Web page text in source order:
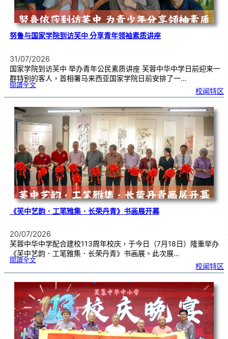
努鲁与国家学院到访芙中 分享青年领袖素质讲座
31/07/2026
国家学院到访芙中 举办青年公民素质讲座 芙蓉中华中学日前迎来一
群特别的客人，首相署马来西亚国家学院日前安排了一…
閱讀全文:努
国
学
院
到
访
中
分
享
青
年
领
袖
素
质
讲
座
校闻特区
《芙中艺韵．工笔雅集．长荣丹青》书画展开幕
20/07/2026
芙蓉中华中学配合建校113周年校庆，于今日（7月18日）隆重举办
《芙中艺韵．工笔雅集．长荣丹青》书画展。此次展…
閱讀全文:《
艺
．
工
笔
雅
集
．
长
荣
丹
青
》
书
画
展
开
幕
校闻特区